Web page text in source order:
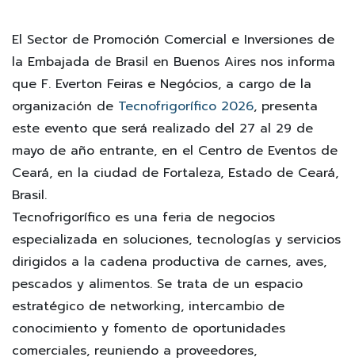
El Sector de Promoción Comercial e Inversiones de
la Embajada de Brasil en Buenos Aires nos informa
que F. Everton Feiras e Negócios, a cargo de la
organización de Tecnofrigorífico 2026, presenta
este evento que será realizado del 27 al 29 de
mayo de año entrante, en el Centro de Eventos de
Ceará, en la ciudad de Fortaleza, Estado de Ceará,
Brasil.
Tecnofrigorífico es una feria de negocios
especializada en soluciones, tecnologías y servicios
dirigidos a la cadena productiva de carnes, aves,
pescados y alimentos. Se trata de un espacio
estratégico de networking, intercambio de
conocimiento y fomento de oportunidades
comerciales, reuniendo a proveedores,